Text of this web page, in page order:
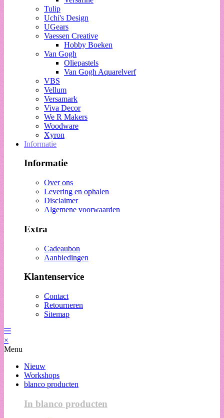
Tulip
Uchi's Design
UGears
Vaessen Creative
Hobby Boeken
Van Gogh
Oliepastels
Van Gogh Aquarelverf
VBS
Vellum
Versamark
Viva Decor
We R Makers
Woodware
Xyron
Informatie
Informatie
Over ons
Levering en ophalen
Disclaimer
Algemene voorwaarden
Extra
Cadeaubon
Aanbiedingen
Klantenservice
Contact
Retourneren
Sitemap
×
Menu
Nieuw
Workshops
blanco producten
In blanco producten